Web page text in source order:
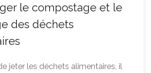
le compostage et le
des déchets
jeter les déchets alimentaires, il